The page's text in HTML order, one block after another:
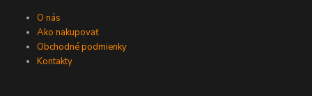
O nás
Ako nakupovať
Obchodné podmienky
Kontakty